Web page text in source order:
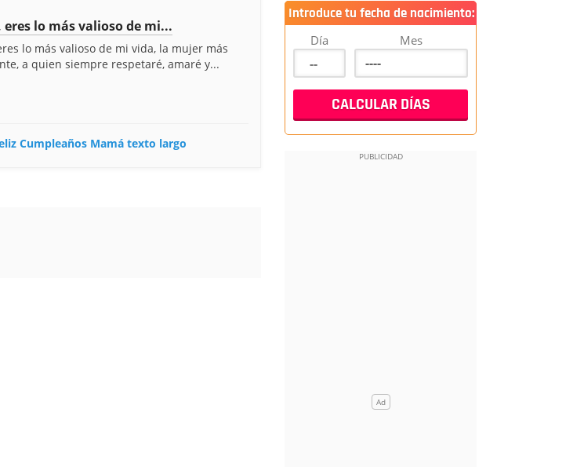
eres lo más valioso de mi...
lo más valioso de mi vida, la mujer más
a quien siempre respetaré, amaré y...
Cumpleaños Mamá texto largo
Introduce tu fecha de nacimiento:
Día Mes